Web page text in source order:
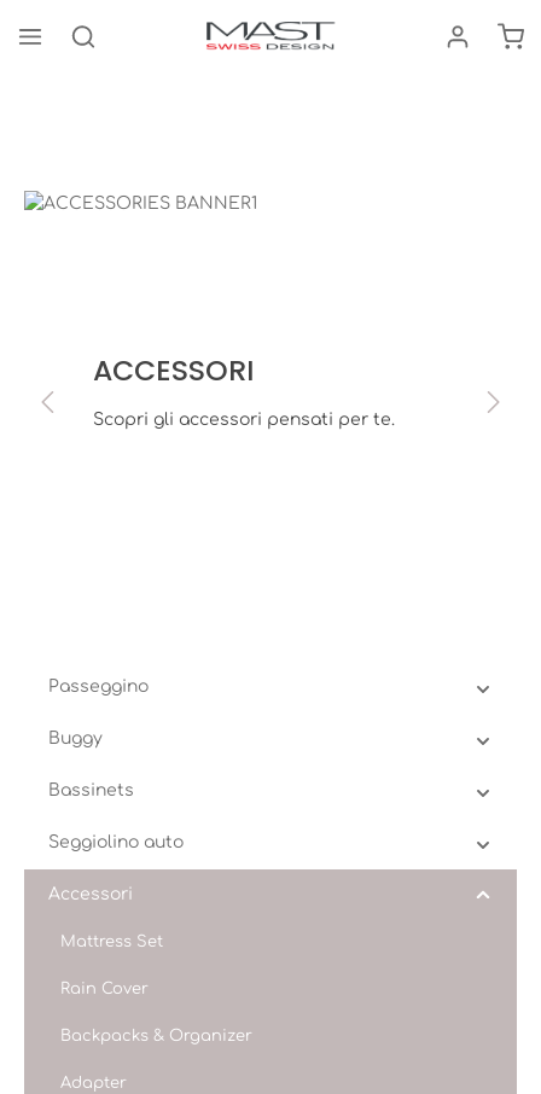
principale Il
Bildergalerie überspringen
ACCESSORI
Scopri gli accessori pensati per te.
Passeggino
Buggy
Bassinets
Seggiolino auto
Accessori
Mattress Set
Rain Cover
Backpacks & Organizer
Adapter